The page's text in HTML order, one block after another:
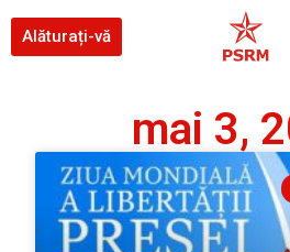
Alăturați-vă
mai 3,